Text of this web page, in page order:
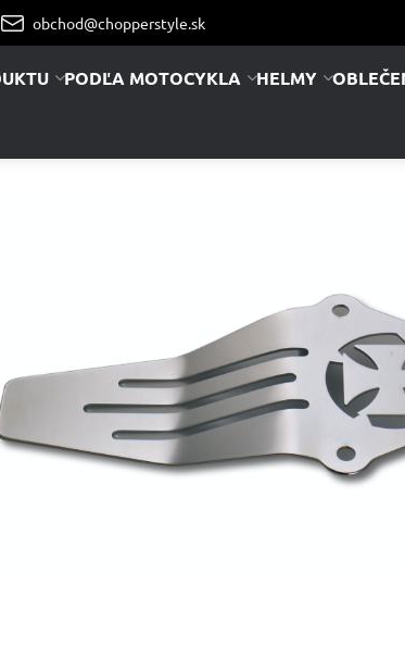
obchod@chopperstyle.sk
PODĽA MOTOCYKLA HELMY